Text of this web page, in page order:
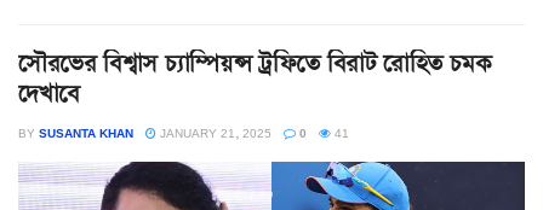
সৌরভের বিশ্বাস চ্যাম্পিয়ন্স ট্রফিতে বিরাট রোহিত চমক
দেখাবে
BY SUSANTA KHAN JANUARY 21, 2025 0 41